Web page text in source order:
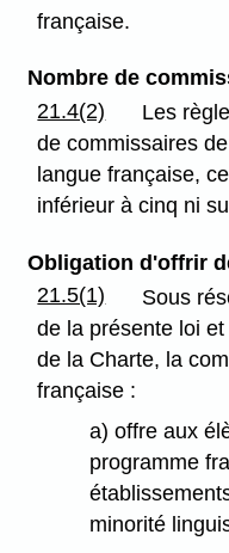
française.
Nombre de
21.4(2)
Les
de commissaires
langue française,
inférieur à cinq ni
Obligation d'offrir
21.5(1)
Sous
de la présente loi
de la Charte, la
française :
a) offre aux
programme
minorité